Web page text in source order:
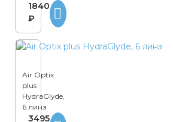
1840
₽
Air Optix
plus
HydraGlyde,
6 линз
3495